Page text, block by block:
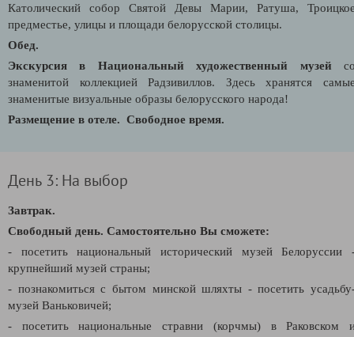
Католический собор Святой Девы Марии, Ратуша,
предместье, улицы и площади белорусской столицы.
Обед.
Экскурсия в Национальный художественный музей
знаменитой коллекцией Радзивиллов. Здесь хранятся
знаменитые визуальные образы белорусского народа!
Размещение в отеле. Свободное время.
День 3: На выбор
Завтрак.
Свободный день. Самостоятельно Вы сможете:
- посетить национальный исторический музей Белоруссии
крупнейший музей страны;
- познакомиться с бытом минской шляхты - посетить
музей Ваньковичей;
- посетить национальные стравни (корчмы) в Раковском